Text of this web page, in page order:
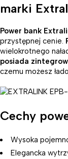
marki
Power bank
przystępnej cenie.
wielokrotnego
posiada
czemu możesz
Cechy
Wysoka
Elegancka